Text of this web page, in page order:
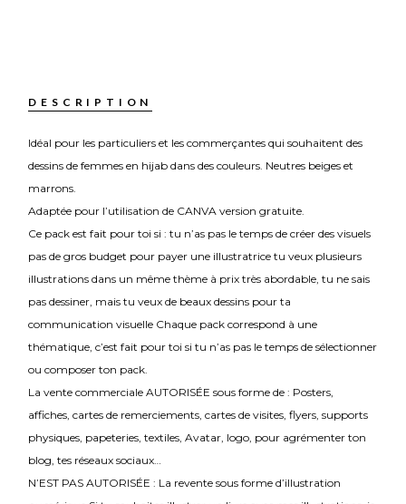
DESCRIPTION
Idéal pour les particuliers et les commerçantes qui souhaitent des
dessins de femmes en hijab dans des couleurs. Neutres beiges et
marrons.
Adaptée pour l’utilisation de CANVA version gratuite.
Ce pack est fait pour toi si : tu n’as pas le temps de créer des visuels
pas de gros budget pour payer une illustratrice tu veux plusieurs
illustrations dans un même thème à prix très abordable, tu ne sais
pas dessiner, mais tu veux de beaux dessins pour ta
communication visuelle Chaque pack correspond à une
thématique, c’est fait pour toi si tu n’as pas le temps de sélectionner
ou composer ton pack.
La vente commerciale AUTORISÉE sous forme de : Posters,
affiches, cartes de remerciements, cartes de visites, flyers, supports
physiques, papeteries, textiles, Avatar, logo, pour agrémenter ton
blog, tes réseaux sociaux…
N’EST PAS AUTORISÉE : La revente sous forme d’illustration